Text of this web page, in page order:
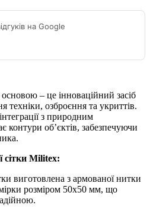
на Google
– це інноваційний засіб
техніки, озброєння та укриттів.
з природним
контури об’єктів, забезпечуючи
сітки Militex:
виготовлена з армованої нитки
розміром 50х50 мм, що